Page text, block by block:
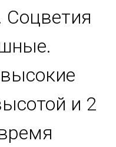
Соцветия
и 2